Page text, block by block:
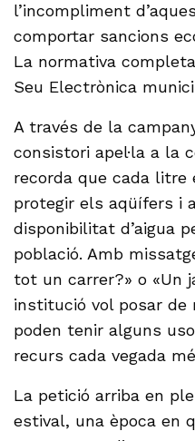
l’incompliment
comportar sancions
La normativa
Seu Electrònica
A través de la
consistori apel·la a la
recorda que cada
protegir els aqüífers i
disponibilitat d’aigua
població. Amb
tot un carrer?» o «Un
institució vol posar de
poden tenir alguns
recurs cada vegada
La petició arriba en
estival, una època en